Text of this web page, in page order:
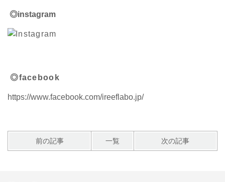
◎instagram
◎facebook
https://www.facebook.com/ireeflabo.jp/
前の記事 一覧 次の記事